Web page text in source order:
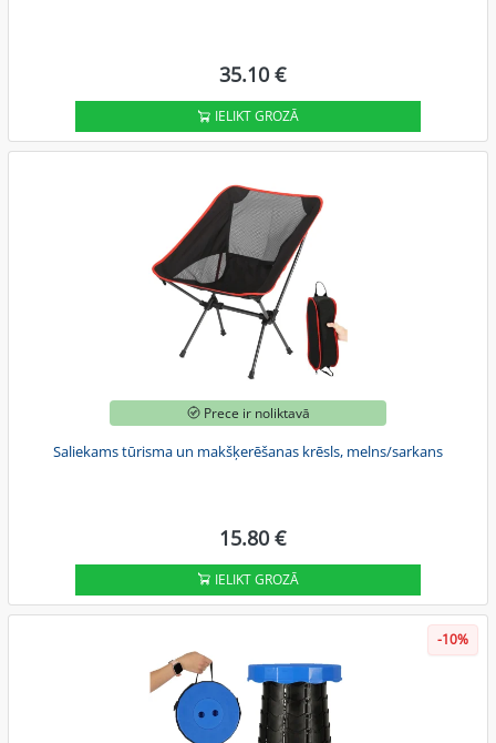
35.10 €
IELIKT GROZĀ
Prece ir noliktavā
Saliekams tūrisma un makšķerēšanas krēsls, melns/sarkans
15.80 €
IELIKT GROZĀ
-10%